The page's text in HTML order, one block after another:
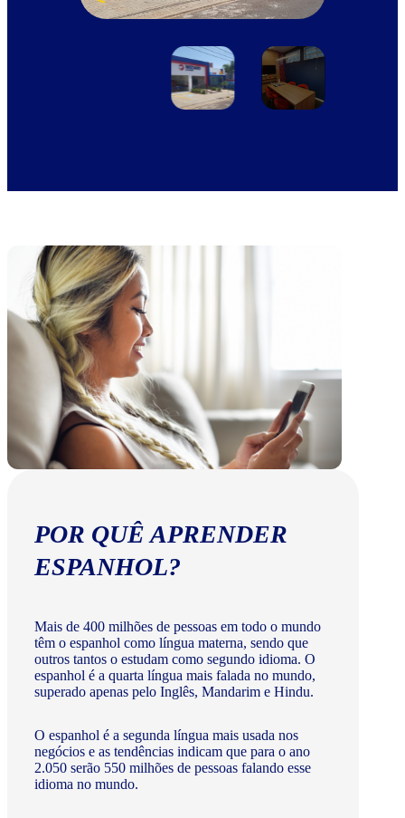
POR QUÊ APRENDER
ESPANHOL?
Mais de 400 milhões de pessoas em todo o mundo
têm o espanhol como língua materna, sendo que
outros tantos o estudam como segundo idioma. O
espanhol é a quarta língua mais falada no mundo,
superado apenas pelo Inglês, Mandarim e Hindu.
O espanhol é a segunda língua mais usada nos
negócios e as tendências indicam que para o ano
2.050 serão 550 milhões de pessoas falando esse
idioma no mundo.